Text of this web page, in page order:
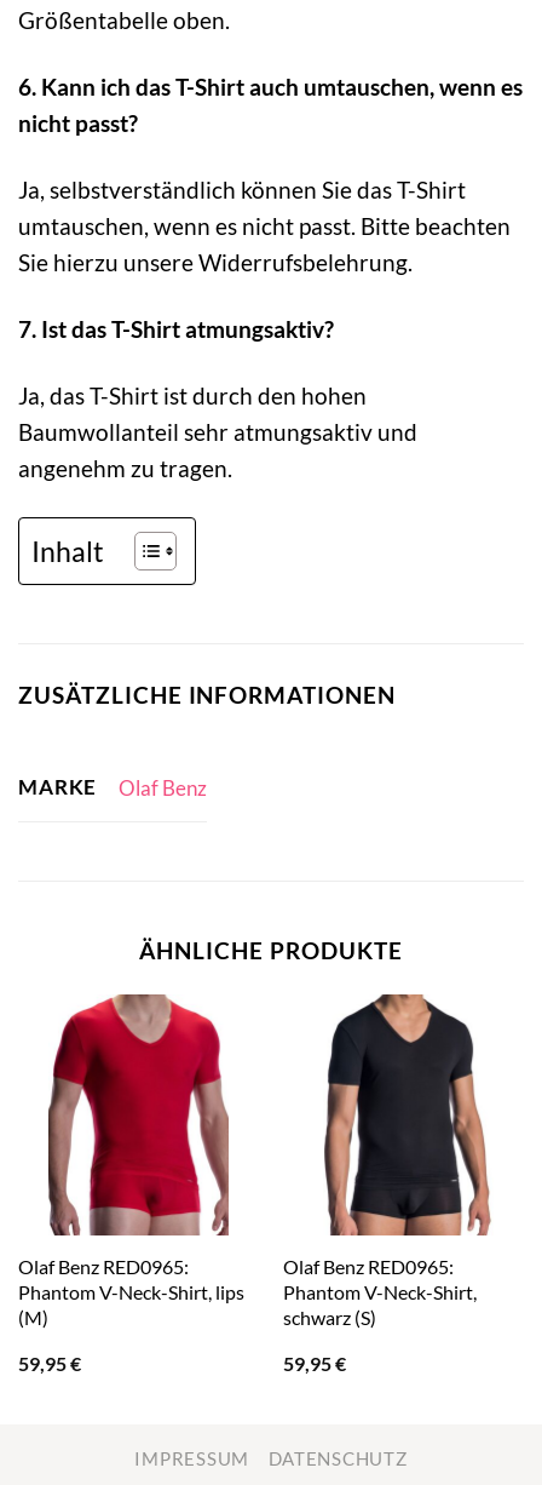
Größentabelle oben.
6. Kann ich das T-Shirt auch umtauschen, wenn es
nicht passt?
Ja, selbstverständlich können Sie das T-Shirt
umtauschen, wenn es nicht passt. Bitte beachten
Sie hierzu unsere Widerrufsbelehrung.
7. Ist das T-Shirt atmungsaktiv?
Ja, das T-Shirt ist durch den hohen
Baumwollanteil sehr atmungsaktiv und
angenehm zu tragen.
Inhalt
ZUSÄTZLICHE INFORMATIONEN
MARKE Olaf Benz
ÄHNLICHE PRODUKTE
Olaf Benz RED0965:
Phantom V-Neck-Shirt, lips
(M)
59,95€
Olaf Benz RED0965:
Phantom V-Neck-Shirt,
schwarz (S)
59,95€
IMPRESSUM DATENSCHUTZ